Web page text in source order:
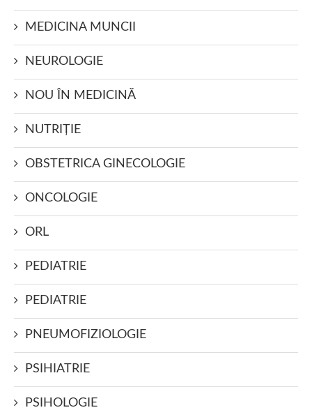
MEDICINA MUNCII
NEUROLOGIE
NOU ÎN MEDICINĂ
NUTRIŢIE
OBSTETRICA GINECOLOGIE
ONCOLOGIE
ORL
PEDIATRIE
PEDIATRIE
PNEUMOFIZIOLOGIE
PSIHIATRIE
PSIHOLOGIE